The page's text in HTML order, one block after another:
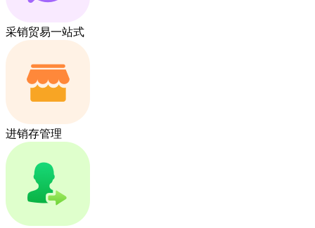
采销贸易一站式
进销存管理